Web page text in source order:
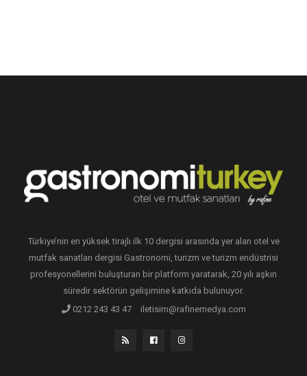
Türkiye’nin en yüksek tirajlı ilk 10 dergisi arasında yer alan otel ve
mutfak sanatları dergisi Gastronomi, turizm ve turizm endüstrisi
profesyonellerini buluşturan bir platform yaratarak, 20 yılı aşkın
süredir sektörün gelişimine katkıda bulunuyor.
0212 243 43 47
iletisim@rafinemedya.com